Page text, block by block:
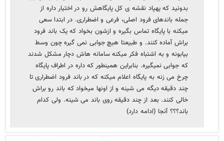
بدونید که پهپاد نقشه ی کل پایگاهش رو در اختیار داره از
جمله باندهای فرود اصلی، فرعی و اضطراری. در ابتدا سعی
میکنه با پایگاه تماس بگیره و ازشون بخواد که یک باند فرود
براش آماده کنند. و طبیعتا هیچ جوابی نمی گیره چون وسط
بیابونه و به اشتباه فکر میکنه سامانه هاش دچار مشکل شدند
که جوابی نمیگیره. بنابراین همینطور که داره در اطراف پایگاه
چرخ می زنه به پایگاه اعلام میکنه که در باند فرود اضطراری تا
چند دقیقه دیگه می شینه و از اونها میخواد که باند رو براش
خالی کنند. بعد از چند دقیقه روی باند می شینه. ولی کدام
باند؟؟؟ آنجا (ادامه دارد)